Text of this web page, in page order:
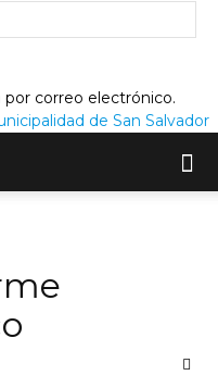
correo electrónico.
de San Salvador